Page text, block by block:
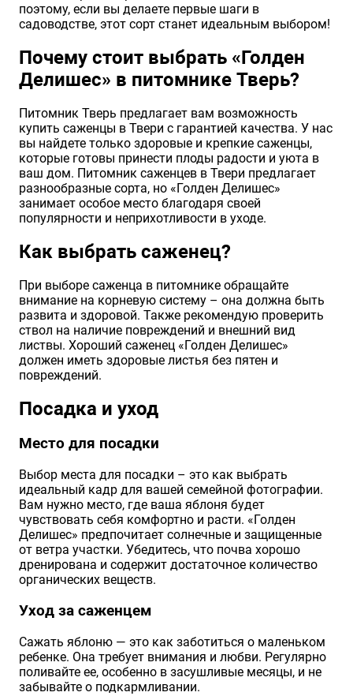
поэтому, если вы делаете первые шаги в
садоводстве, этот сорт станет идеальным выбором!
Почему стоит выбрать «Голден
Делишес» в питомнике Тверь?
Питомник Тверь предлагает вам возможность
купить саженцы в Твери с гарантией качества. У нас
вы найдете только здоровые и крепкие саженцы,
которые готовы принести плоды радости и уюта в
ваш дом. Питомник саженцев в Твери предлагает
разнообразные сорта, но «Голден Делишес»
занимает особое место благодаря своей
популярности и неприхотливости в уходе.
Как выбрать саженец?
При выборе саженца в питомнике обращайте
внимание на корневую систему – она должна быть
развита и здоровой. Также рекомендую проверить
ствол на наличие повреждений и внешний вид
листвы. Хороший саженец «Голден Делишес»
должен иметь здоровые листья без пятен и
повреждений.
Посадка и уход
Место для посадки
Выбор места для посадки – это как выбрать
идеальный кадр для вашей семейной фотографии.
Вам нужно место, где ваша яблоня будет
чувствовать себя комфортно и расти. «Голден
Делишес» предпочитает солнечные и защищенные
от ветра участки. Убедитесь, что почва хорошо
дренирована и содержит достаточное количество
органических веществ.
Уход за саженцем
Сажать яблоню — это как заботиться о маленьком
ребенке. Она требует внимания и любви. Регулярно
поливайте ее, особенно в засушливые месяцы, и не
забывайте о подкармливании.